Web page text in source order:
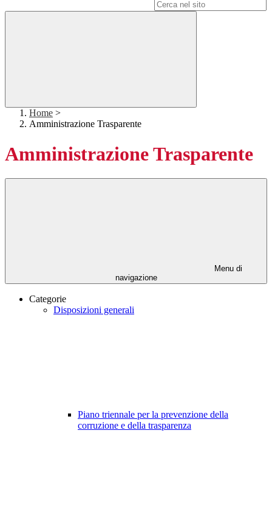
Home >
Amministrazione Trasparente
Amministrazione Trasparente
Menu di
navigazione
Categorie
Disposizioni generali
Piano triennale per la prevenzione della
corruzione e della trasparenza